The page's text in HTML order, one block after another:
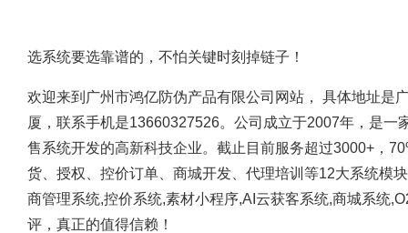
选系统要选靠谱的，不怕关键时刻掉链子！
欢迎来到广州市鸿亿防伪产品有限公司网站， 具体地址是
厦，联系手机是13660327526。公司成立于2007年，是一
售系统开发的高新科技企业。截止目前服务超过3000+，
货、授权、控价订单、商城开发、代理培训等12大系统模
商管理系统,控价系统,素材小程序,AI云获客系统,商城系
评，真正的值得信赖！